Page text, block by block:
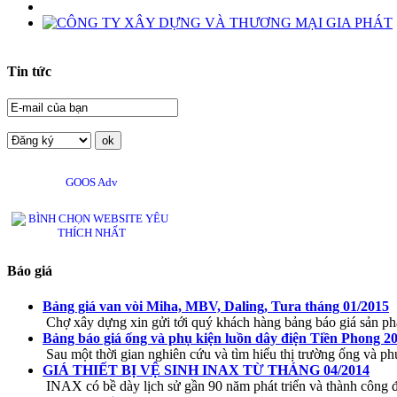
Tin tức
GOOS Adv
Báo giá
Bảng giá van vòi Miha, MBV, Daling, Tura tháng 01/2015
Chợ xây dựng xin gửi tới quý khách hàng bảng báo giá sản
Bảng báo giá ống và phụ kiện luồn dây điện Tiền Phong
Sau một thời gian nghiên cứu và tìm hiểu thị trường ống và
GIÁ THIẾT BỊ VỆ SINH INAX TỪ THÁNG 04/2014
INAX có bề dày lịch sử gần 90 năm phát triển và thành công